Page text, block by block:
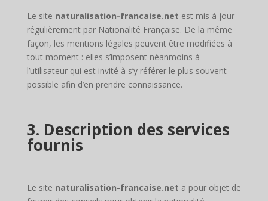
Le site naturalisation-francaise.net est mis à jour
régulièrement par Nationalité Française. De la même
façon, les mentions légales peuvent être modifiées à
tout moment : elles s’imposent néanmoins à
l’utilisateur qui est invité à s’y référer le plus souvent
possible afin d’en prendre connaissance.
3. Description des services
fournis
Le site naturalisation-francaise.net a pour objet de